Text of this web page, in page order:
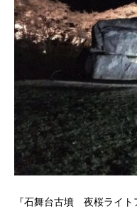
『石舞台古墳 夜桜ライト